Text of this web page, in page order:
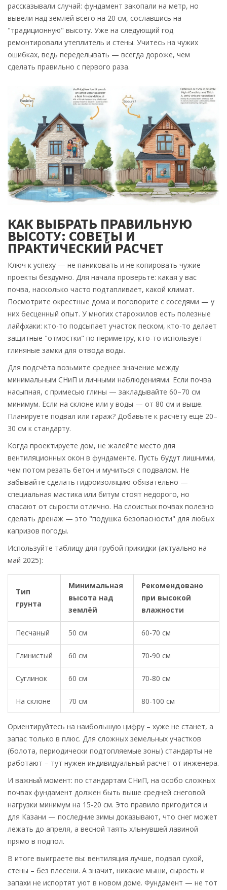
рассказывали случай: фундамент закопали на метр, но
вывели над землёй всего на 20 см, сославшись на
"традиционную" высоту. Уже на следующий год
ремонтировали утеплитель и стены. Учитесь на чужих
ошибках, ведь переделывать — всегда дороже, чем
сделать правильно с первого раза.
КАК ВЫБРАТЬ ПРАВИЛЬНУЮ
ВЫСОТУ: СОВЕТЫ И
ПРАКТИЧЕСКИЙ РАСЧЕТ
Ключ к успеху — не паниковать и не копировать чужие
проекты бездумно. Для начала проверьте: какая у вас
почва, насколько часто подтапливает, какой климат.
Посмотрите окрестные дома и поговорите с соседями — у
них бесценный опыт. У многих старожилов есть полезные
лайфхаки: кто-то подсыпает участок песком, кто-то делает
защитные "отмостки" по периметру, кто-то использует
глиняные замки для отвода воды.
Для подсчёта возьмите среднее значение между
минимальным СНиП и личными наблюдениями. Если почва
насыпная, с примесью глины — закладывайте 60–70 см
минимум. Если на склоне или у воды — от 80 см и выше.
Планируете подвал или гараж? Добавьте к расчёту ещё 20–
30 см к стандарту.
Когда проектируете дом, не жалейте место для
вентиляционных окон в фундаменте. Пусть будут лишними,
чем потом резать бетон и мучиться с подвалом. Не
забывайте сделать гидроизоляцию обязательно —
специальная мастика или битум стоят недорого, но
спасают от сырости отлично. На слоистых почвах полезно
сделать дренаж — это "подушка безопасности" для любых
капризов погоды.
Используйте таблицу для грубой прикидки (актуально на
май 2025):
Тип
грунта
Минимальная
высота над
землёй
Рекомендовано
при высокой
влажности
Песчаный 50 см 60-70 см
Глинистый 60 см 70-90 см
Суглинок 60 см 70-80 см
На склоне 70 см 80-100 см
Ориентируйтесь на наибольшую цифру – хуже не станет, а
запас только в плюс. Для сложных земельных участков
(болота, периодически подтопляемые зоны) стандарты не
работают – тут нужен индивидуальный расчет от инженера.
И важный момент: по стандартам СНиП, на особо сложных
почвах фундамент должен быть выше средней снеговой
нагрузки минимум на 15-20 см. Это правило пригодится и
для Казани — последние зимы доказывают, что снег может
лежать до апреля, а весной таять хлынувшей лавиной
прямо в подпол.
В итоге выиграете вы: вентиляция лучше, подвал сухой,
стены – без плесени. А значит, никакие мыши, сырость и
запахи не испортят уют в новом доме. Фундамент — не тот